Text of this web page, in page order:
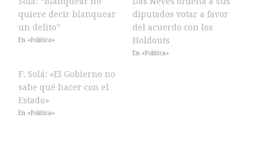
quiere decir blanquear
un delito”
En «Política»
diputados votar a favor
del acuerdo con los
Holdouts
En «Política»
F. Solá: «El Gobierno no
sabe qué hacer con el
Estado»
En «Política»